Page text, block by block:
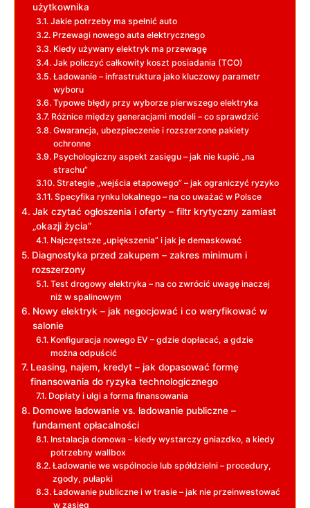
użytkownika
Jakie potrzeby ma spełnić auto
Przewagi nowego auta elektrycznego
Kiedy używany elektryk ma przewagę
Jak policzyć całkowity koszt posiadania (TCO)
Ładowanie – infrastruktura jako kluczowy parametr
wyboru
Typowe błędy przy wyborze pierwszego elektryka
Różnice między generacjami modeli – co sprawdzić
Gwarancja, ubezpieczenie i rozszerzone pakiety
ochronne
Psychologiczny aspekt zasięgu – jak nie kupić „na
strachu”
Strategie „wejścia etapowego” – jak ograniczyć ryzyko
Specyfika rynku lokalnego – na co uważać w Polsce
Jak czytać ogłoszenia i oferty – filtr krytyczny zamiast
„okazji życia”
Najczęstsze „upiększenia” i jak je demaskować
Diagnostyka przed zakupem – zakres minimum i
rozszerzony
Test drogowy elektryka – na co zwrócić uwagę inaczej
niż w spalinowym
Nowy elektryk – jak negocjować i co weryfikować w
salonie
Konfiguracja nowego EV – gdzie dopłacać, a gdzie
można odpuścić
Leasing, najem, kredyt – jak dopasować formę
finansowania do ryzyka technologicznego
Dopłaty i ulgi a forma finansowania
Domowe ładowanie vs. ładowanie publiczne –
fundament opłacalności
Instalacja domowa – kiedy wystarczy gniazdko, a kiedy
potrzebny wallbox
Ładowanie we wspólnocie lub spółdzielni – procedury,
zgody, pułapki
Ładowanie publiczne i w trasie – jak nie przeinwestować
w zasięg